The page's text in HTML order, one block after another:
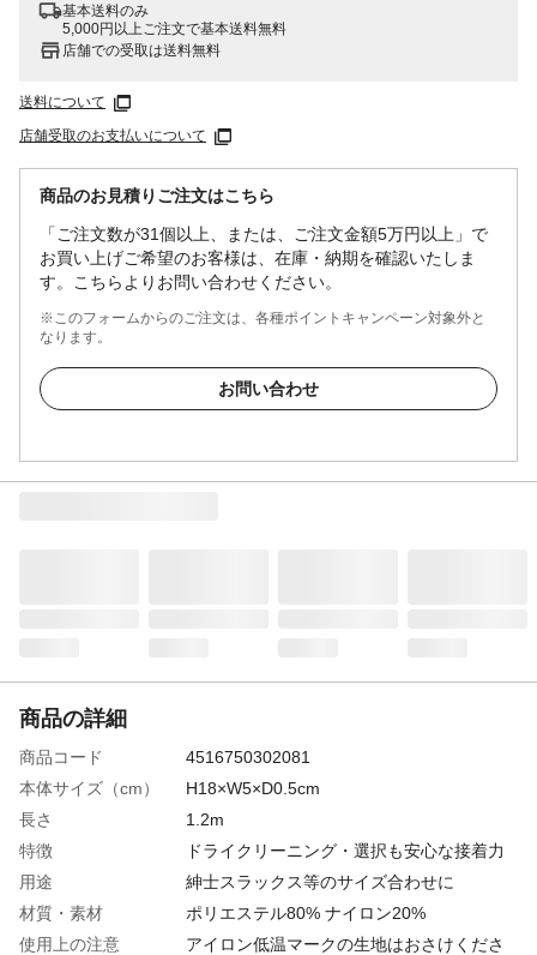
基本送料のみ
5,000円以上ご注文で基本送料無料
店舗での受取は送料無料
送料について
店舗受取のお支払いについて
商品のお見積りご注文はこちら
「ご注文数が31個以上、または、ご注文金額5万円以上」で
お買い上げご希望のお客様は、在庫・納期を確認いたしま
す。こちらよりお問い合わせください。
※このフォームからのご注文は、各種ポイントキャンペーン対象外と
なります。
お問い合わせ
商品の詳細
商品コード
4516750302081
本体サイズ（cm）
H18×W5×D0.5cm
長さ
1.2m
特徴
ドライクリーニング・選択も安心な接着力
用途
紳士スラックス等のサイズ合わせに
材質・素材
ポリエステル80% ナイロン20%
使用上の注意
アイロン低温マークの生地はおさけくださ